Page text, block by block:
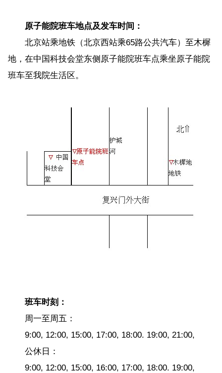
原子能院班车地点及发车时间：
北京站乘地铁（北京西站乘65路公共汽车）至木樨
地，在中国科技会堂东侧原子能院班车点乘坐原子能院
班车至我院生活区。
班车时刻：
周一至周五：
9:00, 12:00, 15:00, 17:00, 18:00. 19:00, 21:00,
公休日：
9:00, 12:00, 15:00, 16:00, 17:00, 18:00. 19:00,